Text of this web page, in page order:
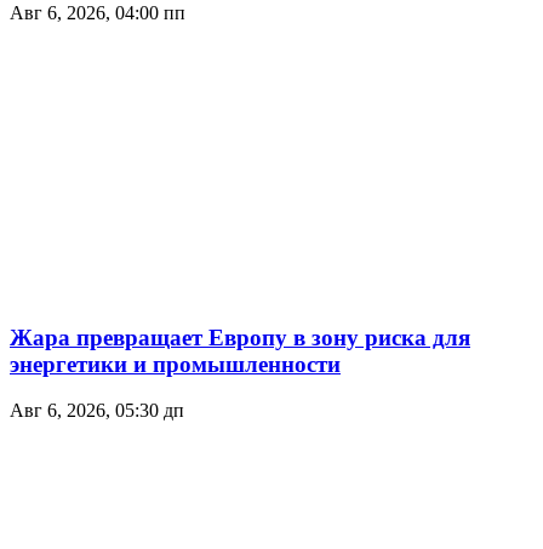
Авг 6, 2026, 04:00 пп
Жара превращает Европу в зону риска для
энергетики и промышленности
Авг 6, 2026, 05:30 дп